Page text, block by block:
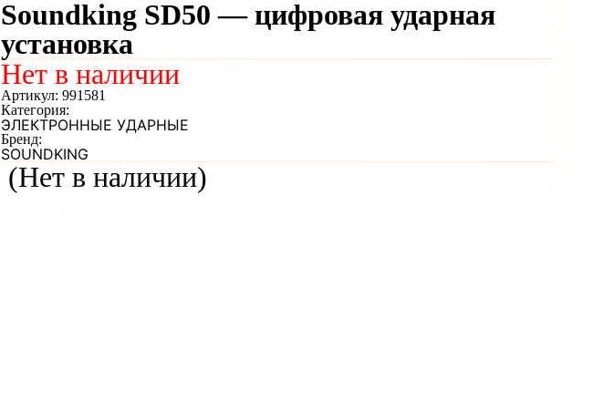
Soundking SD50 — цифровая ударная
установка
(Нет в наличии)
Нет в наличии
Артикул: 991581
Категория:
ЭЛЕКТРОННЫЕ УДАРНЫЕ
Бренд:
SOUNDKING